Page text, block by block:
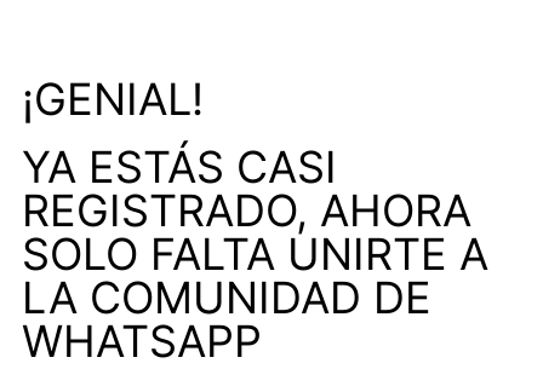
¡GENIAL!
YA ESTÁS CASI
REGISTRADO, AHORA
SOLO FALTA UNIRTE A
LA COMUNIDAD DE
WHATSAPP